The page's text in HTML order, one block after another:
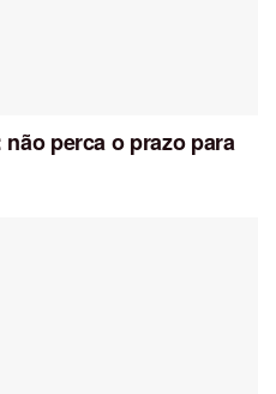
perca o prazo para